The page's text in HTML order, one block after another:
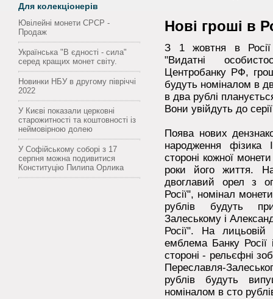
Для колекціонерів
Ювілейні монети СРСР -
Продаж
Українська "В єдності - сила"
серед кращих монет світу.
Новинки НБУ в другому півріччі
2022
У Києві показали церковні
старожитності та коштовності із
неймовірною долею
У Софійському соборі з 17
серпня можна подивитися
Конституцію Пилипа Орлика
Нові гроші в
З 1 жовтня в Росії
"Видатні
Центробанку РФ,
будуть номіналом в
в два рублі
Вони увійдуть до
Поява нових
народження фізика
стороні кожної
роки його життя. На
двоглавий орел з
Росії", номінал
рублів будуть
Залеському і
Росії". На лицьовій
емблема Банку Росії
стороні - рельєфні
Переславля-
рублів будуть
номіналом в сто